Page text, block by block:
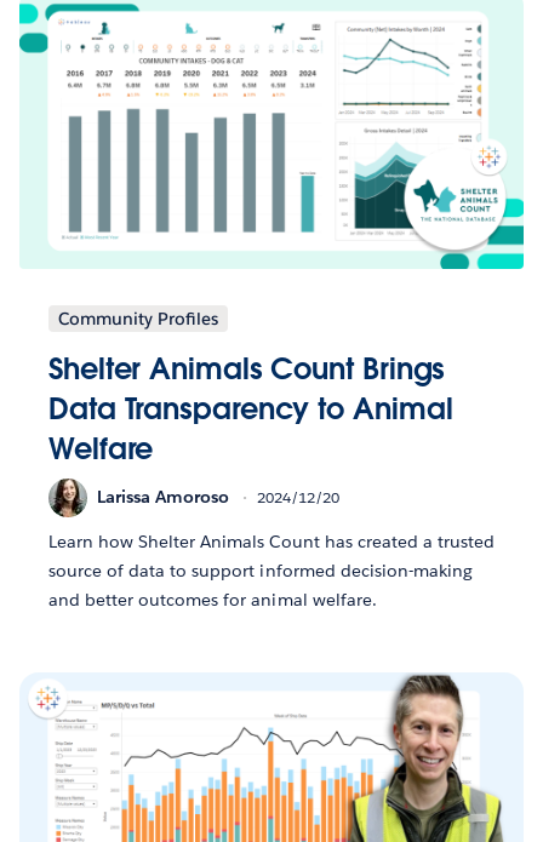
Community Profiles
Shelter Animals Count Brings
Data Transparency to Animal
Welfare
Larissa Amoroso 2024/12/20
Learn how Shelter Animals Count has created a trusted
source of data to support informed decision-making
and better outcomes for animal welfare.